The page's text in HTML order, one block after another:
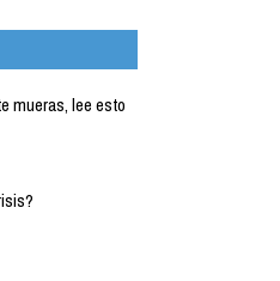
mueras, lee esto